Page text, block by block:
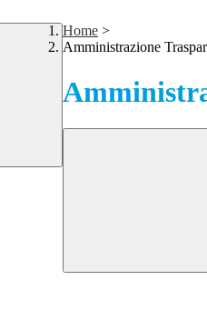
Home >
Amministrazione